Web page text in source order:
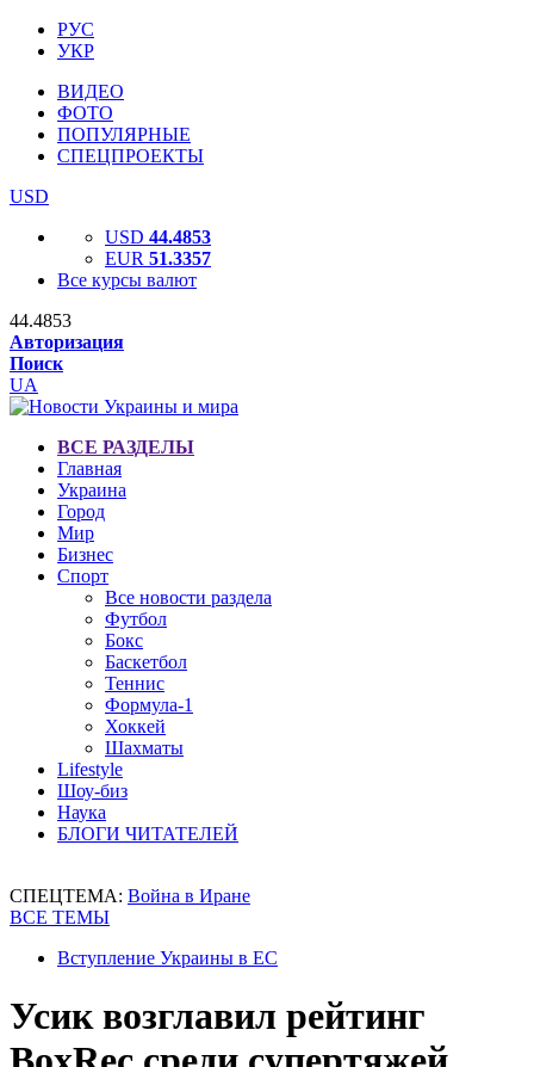
РУС
УКР
ВИДЕО
ФОТО
ПОПУЛЯРНЫЕ
СПЕЦПРОЕКТЫ
USD
USD 44.4853
EUR 51.3357
Все курсы валют
44.4853
Авторизация
Поиск
UA
ВСЕ РАЗДЕЛЫ
Главная
Украина
Город
Мир
Бизнес
Спорт
Все новости раздела
Футбол
Бокс
Баскетбол
Теннис
Формула-1
Хоккей
Шахматы
Lifestyle
Шоу-биз
Наука
БЛОГИ ЧИТАТЕЛЕЙ
СПЕЦТЕМА: Война в Иране
ВСЕ ТЕМЫ
Вступление Украины в ЕС
Усик возглавил рейтинг